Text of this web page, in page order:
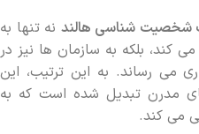
شناسی هالند نه تنها به
بلکه به سازمان ‌ها نیز در
می ‌رساند. به این ترتیب، این
مدرن تبدیل شده است که به
می‌ کند.